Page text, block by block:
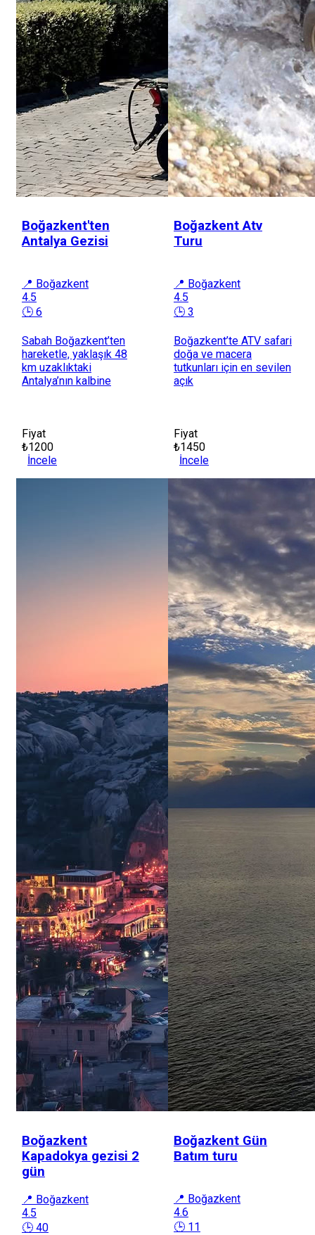
Boğazkent'ten
Antalya Gezisi
📍 Boğazkent
4.5
🕒 6
Sabah Boğazkent’ten
hareketle, yaklaşık 48
km uzaklıktaki
Antalya’nın kalbine
Fiyat
₺1200
İncele
Boğazkent Atv
Turu
📍 Boğazkent
4.5
🕒 3
Boğazkent’te ATV safari
doğa ve macera
tutkunları için en sevilen
açık
Fiyat
₺1450
İncele
Boğazkent
Kapadokya gezisi 2
gün
📍 Boğazkent
4.5
🕒 40
Boğazkent Gün
Batım turu
📍 Boğazkent
4.6
🕒 11